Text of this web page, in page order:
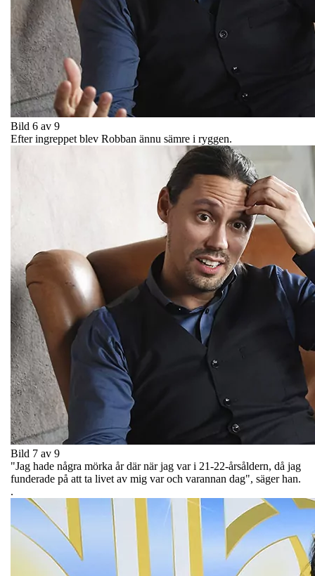
Bild 6 av 9
Efter ingreppet blev Robban ännu sämre i ryggen.
Bild 7 av 9
"Jag hade några mörka år där när jag var i 21-22-årsåldern, då jag
funderade på att ta livet av mig var och varannan dag", säger han.
.